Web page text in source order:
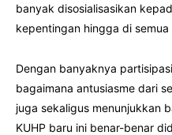
banyak disosialisasikan
kepentingan hingga di semua
Dengan banyaknya
bagaimana antusiasme dari
juga sekaligus menunjukkan
KUHP baru ini benar-benar